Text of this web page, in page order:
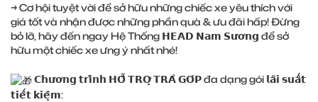
→ Cơ hội tuyệt vời để sở hữu những chiếc xe yêu thích với
giá tốt và nhận được những phần quà & ưu đãi hấp! Đừng
bỏ lỡ, hãy đến ngay Hệ Thống 𝗛𝗘𝗔𝗗 𝗡𝗮𝗺 𝗦𝘂̛𝗼̛𝗻𝗴 để sở
hữu một chiếc xe ưng ý nhất nhé!
𝗖𝗵𝘂̛𝗼̛𝗻𝗴 𝘁𝗿𝗶̀𝗻𝗵 𝗛𝗢̂̃ 𝗧𝗥𝗢̛̣ 𝗧𝗥𝗔̉ 𝗚𝗢́𝗣 đa dạng gói 𝗹𝗮̃𝗶 𝘀𝘂𝗮̂́𝘁
𝘁𝗶𝗲̂́𝘁 𝗸𝗶𝗲̣̂𝗺: